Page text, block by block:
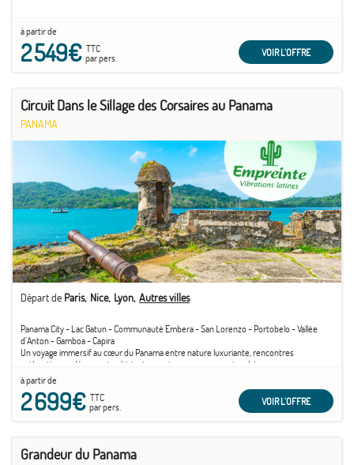
à partir de
2 549€TTC
par pers.
VOIR L'OFFRE
Circuit Dans le Sillage des Corsaires au Panama
PANAMA
Départ de Paris Nice Lyon Autres villes
Panama City - Lac Gatun - Communauté Embera - San Lorenzo - Portobelo - Vallée
d'Anton - Gamboa - Capira
Un voyage immersif au cœur du Panama entre nature luxuriante, rencontres
authentiques, découvertes historiques et panoramas spectaculaires
à partir de
2 699€TTC
par pers.
VOIR L'OFFRE
Grandeur du Panama